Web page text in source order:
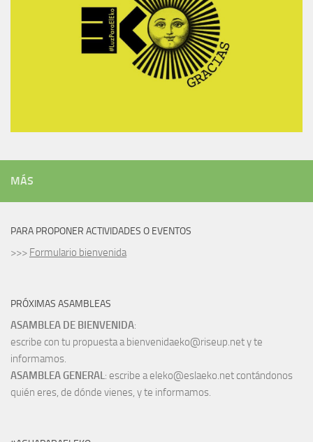
MÁS
PARA PROPONER ACTIVIDADES O EVENTOS
>>> Formulario bienvenida
PRÓXIMAS ASAMBLEAS
ASAMBLEA DE BIENVENIDA:
escribe con tu propuesta a bienvenidaeko@riseup.net y te
informamos.
ASAMBLEA GENERAL: escribe a eleko@eslaeko.net contándonos
quién eres, de dónde vienes, y te informamos.